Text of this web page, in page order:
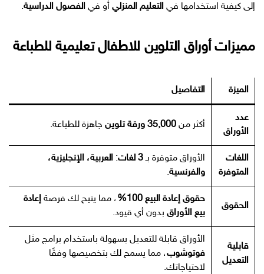
إلى كيفية استخدامها في التعليم المنزلي أو في الفصول الدراسية.
مميزات أوراق التلوين للاطفال تعليمية للطباعة
الميزة التفاصيل
عدد
الأوراق
أكثر من 35,000 ورقة تلوين جاهزة للطباعة.
اللغات
المتوفرة
الأوراق متوفرة بـ3 لغات : العربية، الإنجليزية،
والفرنسية.
الحقوق
حقوق إعادة البيع 100% ، مما يتيح لك فرصة إعادة
بيع الأوراق بدون أي قيود.
قابلية
التعديل
الأوراق قابلة للتعديل بسهولة باستخدام برامج مثل
فوتوشوب، مما يسمح لك بتخصيصها وفقًا
لاحتياجاتك.